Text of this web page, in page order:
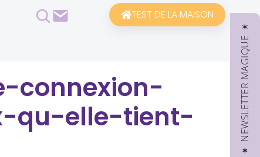
Rechercher
Contact TEST DE LA MAISON
connexion-
qu-elle-tient-
✶ NEWSLETTER MAGIQUE ✶